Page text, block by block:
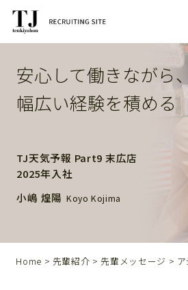
安心して働きながら
幅広い経験を積める
TJ天気予報 Part9 末広店
2025年入社
小嶋 煌陽 Koyo Kojima
Home > 先輩紹介 >先輩メッセージ >